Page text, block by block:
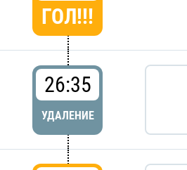
ГОЛ!!!
26:35
УДАЛЕНИЕ